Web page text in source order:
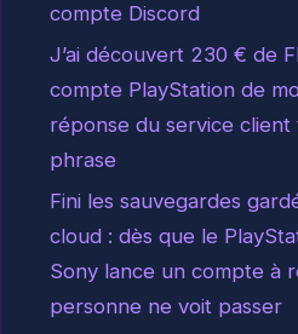
compte Discord
J’ai découvert 230 € de
compte PlayStation de
réponse du service
phrase
Fini les sauvegardes
cloud : dès que le
Sony lance un compte à
personne ne voit passer